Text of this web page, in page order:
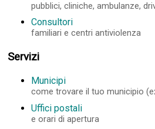
pubblici, cliniche, ambulanze,
Consultori
familiari e centri antiviolenza
Servizi
Municipi
come trovare il tuo municipio
Uffici postali
e orari di apertura